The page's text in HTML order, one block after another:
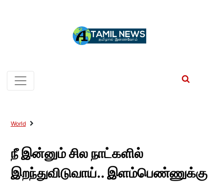
World
நீ இன்னும் சில நாட்களில்
இறந்துவிடுவாய்.. இளம்பெண்ணுக்கு